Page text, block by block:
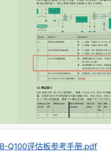
Q100评估板参考手册.pdf